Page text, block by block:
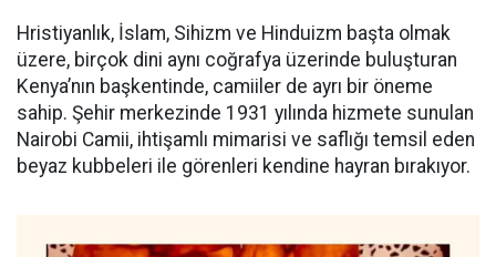
Hristiyanlık, İslam, Sihizm ve Hinduizm başta olmak
üzere, birçok dini aynı coğrafya üzerinde buluşturan
Kenya’nın başkentinde, camiiler de ayrı bir öneme
sahip. Şehir merkezinde 1931 yılında hizmete sunulan
Nairobi Camii, ihtişamlı mimarisi ve saflığı temsil eden
beyaz kubbeleri ile görenleri kendine hayran bırakıyor.